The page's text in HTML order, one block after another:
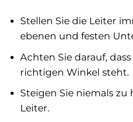
Stellen Sie die Leiter
ebenen und festen
Achten Sie darauf,
richtigen Winkel steht.
Steigen Sie niemals zu
Leiter.